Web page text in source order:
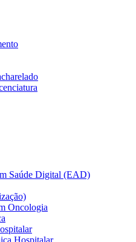
Saúde Digital (EAD)
Oncologia
Hospitalar